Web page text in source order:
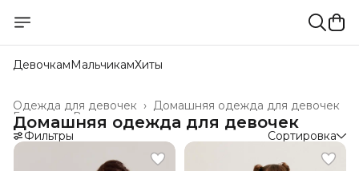
ДевочкамМальчикамХиты
Домашняя одежда для девочек
Одежда для девочек ›
Все товары ›
Главная ›
Домашняя одежда для девочек
Фильтры Сортировка